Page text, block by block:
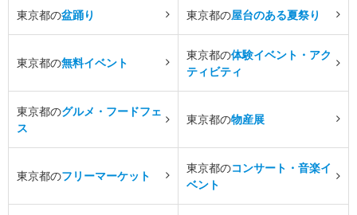
東京都の盆踊り 東京都の屋台のある夏祭り
東京都の無料イベント
東京都の体験イベント・アク
ティビティ
東京都のグルメ・フードフェ
ス
東京都の物産展
東京都のフリーマーケット
東京都のコンサート・音楽イ
ベント